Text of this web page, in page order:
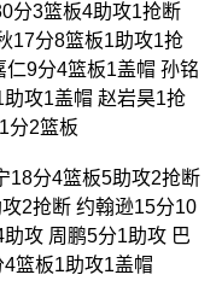
分3篮板4助攻1抢断
17分8篮板1助攻1抢
9分4篮板1盖帽 孙铭
攻1盖帽 赵岩昊1抢
分2篮板
18分4篮板5助攻2抢断
2抢断 约翰逊15分10
攻 周鹏5分1助攻 巴
篮板1助攻1盖帽